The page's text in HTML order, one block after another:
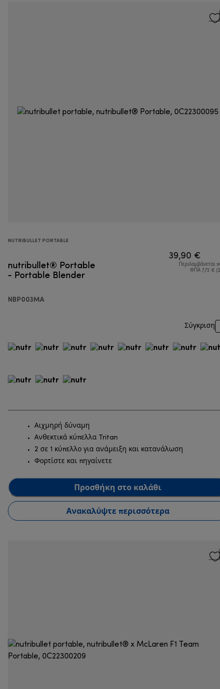
NUTRIBULLET PORTABLE
nutribullet® Portable
- Portable Blender
NBP003MA
39,90 €
Περιλαμβάνεται
ΦΠΑ 7,72 €
Σύγκριση
Αιχμηρή δύναμη
Aνθεκτικά κύπελλα Tritan
2 σε 1 κύπελλο για ανάμειξη και κατανάλωση
Φορτίστε και πηγαίνετε
Προσθήκη στο καλάθι
Ανακαλύψτε περισσότερα